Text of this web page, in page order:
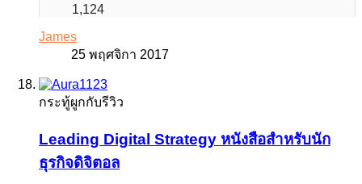
1,124
James
25 พฤศจิกา 2017
กระทู้ผูกกับรีวิว
Leading Digital Strategy หนังสือสำหรับนัก
ธุรกิจดิจิตอล